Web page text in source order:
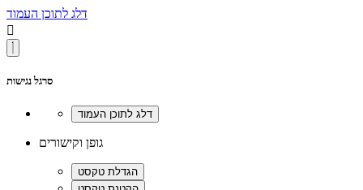
דלג לתוכן העמוד

סרגל נגישות
גופן וקישורים